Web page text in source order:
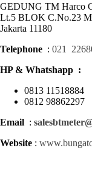
GEDUNG TM Harco
Lt.5 BLOK C.No.23
Jakarta 11180
Telephone : 021
HP & Whatshapp :
0813 11518884
0812 98862297
Email :
Website :